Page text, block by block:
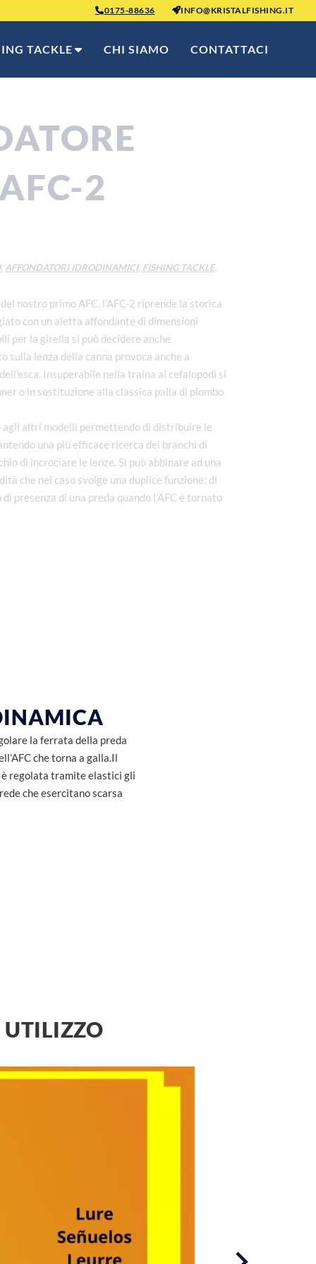
0175-88636 INFO@KRISTALFISHING.IT
TACKLE CHI SIAMO CONTATTACI
2
, AFFONDATORI IDRODINAMICI, FISHING TACKLE,
nostro primo AFC, l’AFC-2 riprende la storica
con un aletta affondante di dimensioni
per la girella si può decidere anche
sulla lenza della canna provoca anche a
Insuperabile nella traina ai cefalopodi si
o in sostituzione alla classica palla di piombo
agli altri modelli permettendo di distribuire le
una più efficace ricerca dei branchi di
di incrociare le lenze. Si può abbinare ad una
che nel caso svolge una duplice funzione: di
presenza di una preda quando l’AFC è tornato
la ferrata della preda
che torna a galla.Il
è regolata tramite elastici gli
che esercitano scarsa
UTILIZZO